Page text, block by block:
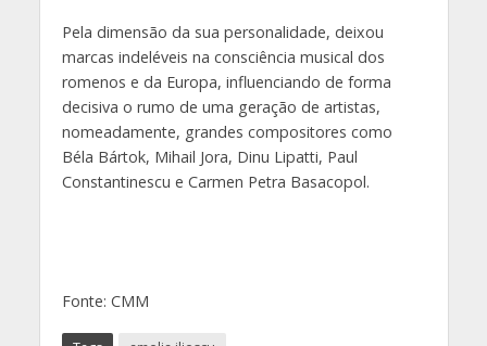
Pela dimensão da sua personalidade, deixou
marcas indeléveis na consciência musical dos
romenos e da Europa, influenciando de forma
decisiva o rumo de uma geração de artistas,
nomeadamente, grandes compositores como
Béla Bártok, Mihail Jora, Dinu Lipatti, Paul
Constantinescu e Carmen Petra Basacopol.
Fonte: CMM